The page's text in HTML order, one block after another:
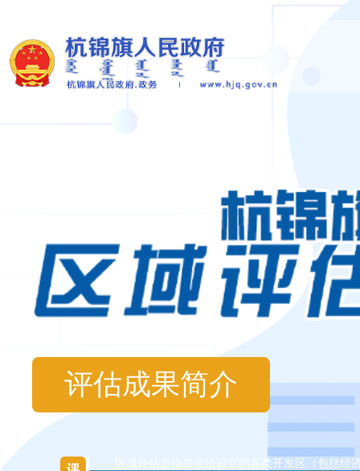
评估成果简介
区域评估是指在依法设立的各类开发区（包括经